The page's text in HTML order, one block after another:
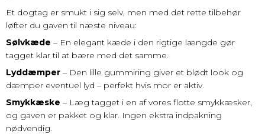
Et dogtag er smukt i sig selv, men med det rette tilbehør
løfter du gaven til næste niveau:
Sølvkæde – En elegant kæde i den rigtige længde gør
tagget klar til at bære med det samme.
Lyddæmper – Den lille gummiring giver et blødt look og
dæmper eventuel lyd – perfekt hvis mor er aktiv.
Smykkæske – Læg tagget i en af vores flotte smykkæsker,
og gaven er pakket og klar. Ingen ekstra indpakning
nødvendig.